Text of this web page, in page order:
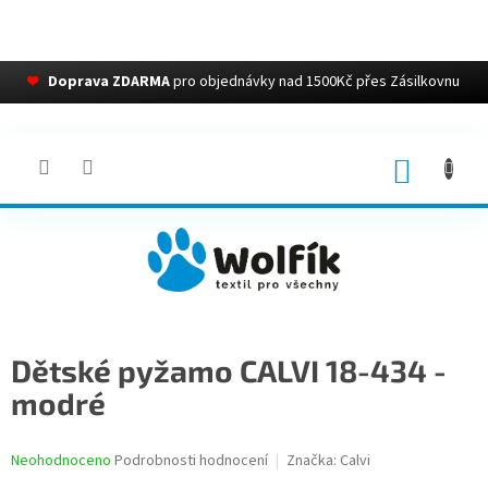
❤ Doprava ZDARMApro objednávky nad 1500Kč přes Zásilkovnu
Dětské pyžamo CALVI 18-434 -
modré
Průměrné
Neohodnoceno Podrobnosti hodnocení Značka: Calvi